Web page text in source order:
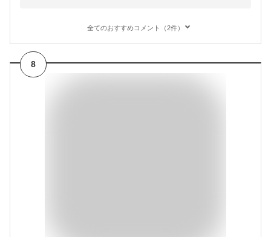
全てのおすすめコメント（2件）
8